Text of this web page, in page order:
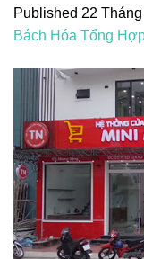
Published 22
Bách Hóa Tổng